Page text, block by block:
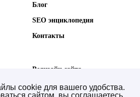
Блог
SEO энциклопедия
Контакты
Редизайн сайта
Техническая поддержка
cookie для вашего удобства.
сайтом, вы соглашаетесь